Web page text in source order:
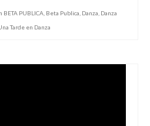
BETA PUBLICA Beta Publica Danza Danza
Tarde en Danza